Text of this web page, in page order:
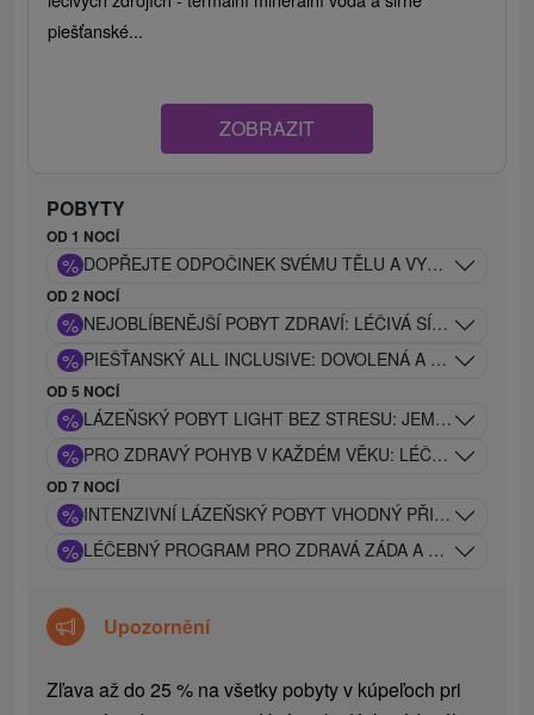
piešťanské...
ZOBRAZIT
POBYTY
OD 1 NOCÍ
% DOPŘEJTE ODPOČINEK SVÉMU TĚLU A VYČISTĚTE SI
OD 2 NOCÍ
% NEJOBLÍBENĚJŠÍ POBYT ZDRAVÍ: LÉČIVÁ SÍLA
% PIEŠŤANSKÝ ALL INCLUSIVE: DOVOLENÁ A
OD 5 NOCÍ
% LÁZEŇSKÝ POBYT LIGHT BEZ STRESU: JEMNÝ
% PRO ZDRAVÝ POHYB V KAŽDÉM VĚKU: LÉČEBNÝ
OD 7 NOCÍ
% INTENZIVNÍ LÁZEŇSKÝ POBYT VHODNÝ PŘI
% LÉČEBNÝ PROGRAM PRO ZDRAVÁ ZÁDA A KLOUBY:
Upozornění
Zľava až do 25 % na všetky pobyty v kúpeľoch pri